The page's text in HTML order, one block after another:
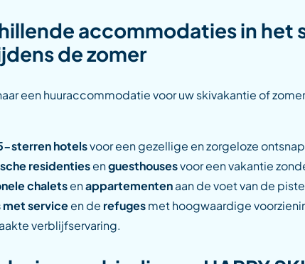
accommodaties in het
de zomer
een huuraccommodatie voor uw skivakantie of
sterren hotelsvoor een gezellige en zorgeloze
residentiesenguesthousesvoor een vakantie
chaletsenappartementenaan de voet van de
met serviceen de refugesmet hoogwaardige
verblijfservaring.